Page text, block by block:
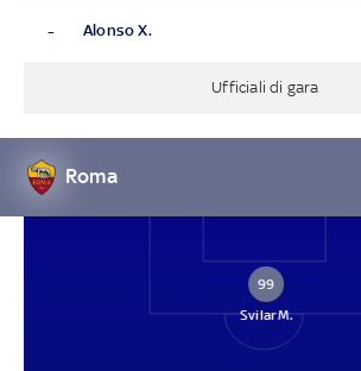
- Alonso X.
Ufficiali di gara
Roma
99
Svilar M.